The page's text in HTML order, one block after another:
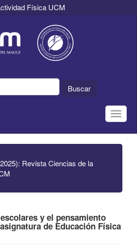
Física UCM
Buscar
Toggle
Revista Ciencias de la
y el pensamiento
de Educación Física